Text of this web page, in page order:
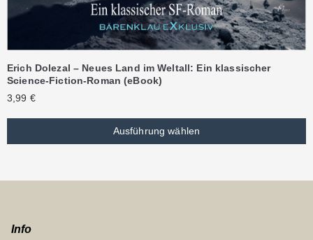
Erich Dolezal – Neues Land im Weltall: Ein klassischer
Science-Fiction-Roman (eBook)
3,99 €
Ausführung wählen
Info